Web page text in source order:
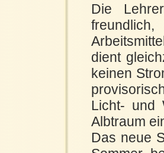
Die
dient
keinen
Licht- und
Albtraum
Das neue